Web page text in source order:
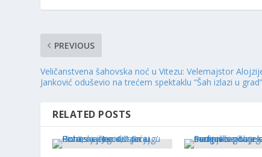
PREVIOUS
Veličanstvena šahovska noć u Vitezu: Velemajstor
Janković oduševio na trećem spektaklu “Šah izlazi u grad”
RELATED POSTS